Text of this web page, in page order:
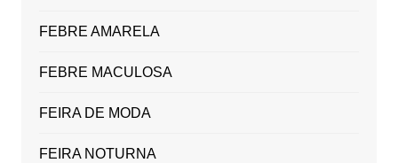
FEBRE AMARELA
FEBRE MACULOSA
FEIRA DE MODA
FEIRA NOTURNA